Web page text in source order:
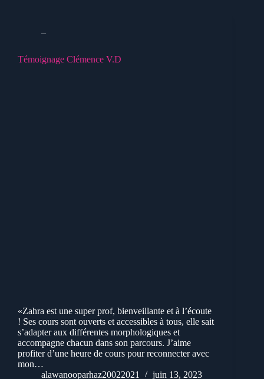
Témoignage Clémence V.D
«Zahra est une super prof, bienveillante et à l’écoute
! Ses cours sont ouverts et accessibles à tous, elle sait
s’adapter aux différentes morphologiques et
accompagne chacun dans son parcours. J’aime
profiter d’une heure de cours pour reconnecter avec
mon…
alawanooparhaz20022021
juin 13, 2023